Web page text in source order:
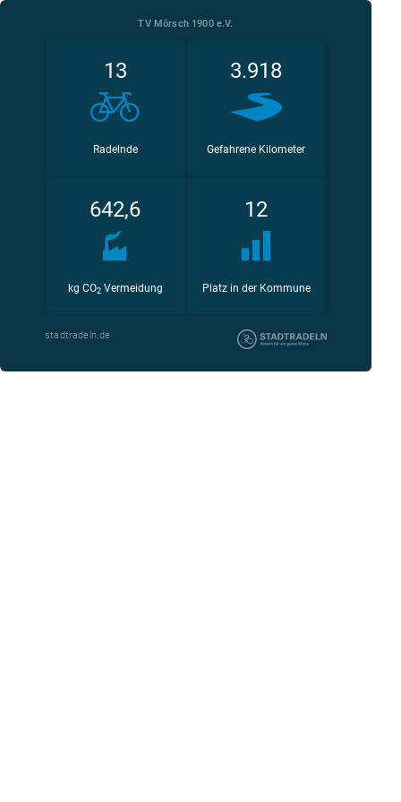
TV Mörsch 1900 e.V.
13
Radelnde
3.918
Gefahrene Kilometer
642,6
kg CO2Vermeidung
12
Platz in der Kommune
stadtradeln.de